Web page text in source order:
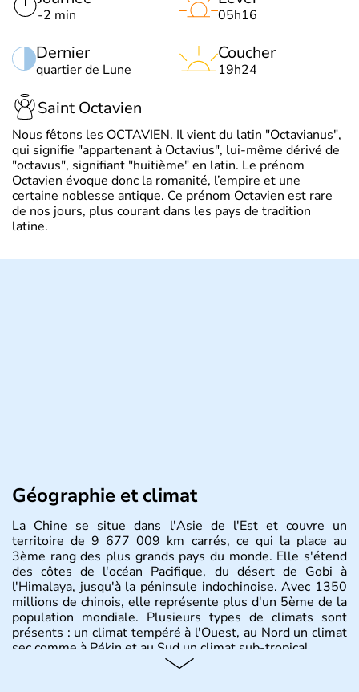
-2 min
Dernier
quartier de Lune
05h16
Coucher
19h24
Saint Octavien
Nous fêtons les OCTAVIEN. Il vient du latin "Octavianus",
qui signifie "appartenant à Octavius", lui-même dérivé de
"octavus", signifiant "huitième" en latin. Le prénom
Octavien évoque donc la romanité, l’empire et une
certaine noblesse antique. Ce prénom Octavien est rare
de nos jours, plus courant dans les pays de tradition
latine.
Géographie et climat
La Chine se situe dans l'Asie de l'Est et couvre un
territoire de 9 677 009 km carrés, ce qui la place au
3ème rang des plus grands pays du monde. Elle s'étend
des côtes de l'océan Pacifique, du désert de Gobi à
l'Himalaya, jusqu'à la péninsule indochinoise. Avec 1350
millions de chinois, elle représente plus d'un 5ème de la
population mondiale. Plusieurs types de climats sont
présents : un climat tempéré à l'Ouest, au Nord un climat
sec comme à Pékin et au Sud un climat sub-tropical.